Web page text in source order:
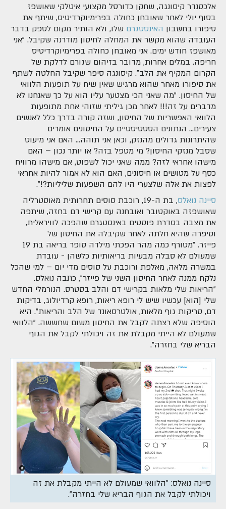
אלכסנדר קיסונגה, שחקן כדורסל מקצועי איטלקי שאושפז
בסוף יולי לאחר שאובחן כחולה בפרימיוקרדיטיס, שיתף את
סיפורו בחשבון האינסטגרם שלו, ולא הותיר מקום לספק בדבר
העובדה שהוא מקשר את המחלה לחיסון מודרנה שקיבל. "אני
מאושפז חודש ימים. אני מאובחן כחולה בפרימיוקרדיטיס
חריפה. במלים אחרות, מדובר בזיהום שגורם לדלקת של
הקרום המקיף את הלב". קיסונגה סיפר שקיבל החלטה לשתף
את סיפורו מאחר שהוא מרגיש שאין שיח על תופעות הלוואי
של החיסון. "מה שאני הכי מצטער עליו הוא על כך שאנחנו לא
מדברים על זה!!! לאחר מכן גיליתי שזוהי אחת מתופעות
הלוואי האפשריות של החיסון, ושזה קורה בדרך כלל לאנשים
צעירים... הנתונים הסטטיסטיים על החיסונים אומרים
שהיתרונות גדולים מהנזק, וכאן אני תוהה... האם אני מיעוט
שסבל מנזקי החיסון? מי מטפל בזה? או יותר נכון – האם
מישהו אחראי לזה? ממה שאני יכול לשפוט, אם מישהו מרוויח
כסף על מטושים או חיסונים, האם הוא לא אמור להיות אחראי
לפצות את אלה שלצערי היו להם השפעות שליליות?!".
סיינה נואלס
, בת ה-19, רוכבת סוסים תחרותית מאוסטרליה
שאושפזה באוקטובר ואובחנה עם קרישי דם בחזה, שיתפה
את מצבה בסדרת פוסטים באינסטגרם שהפכה לוויראלית,
וסיפרה שהיא חלתה לאחר שקיבלה את החיסון של
פייזר. "מטורף כמה מהר הפכתי מילדה סופר בריאה בת 19
שמעולם לא סבלה מבעיות בריאותיות כלשהן - עובדת
במשרה מלאה, מאלפת ורוכבת על סוסים מדי יום – למי שהכל
נלקח ממנה לאחר החיסון השני של פייזר", כתבה נואלס.
"הריאות שלי מלאות בקרישי דם והלב בסטרס. הנורמלי החדש
שלי [הוא] עכשיו שיש לי רופא ריאות, רופא קרדיולוג, בדיקות
דם, סריקות גוף מלאות, אולטרסאונד של הלב והריאות". היא
הוסיפה שלא רצתה לקבל את החיסון משום שחששה. "הלוואי
שמעולם לא הייתי מקבלת את זה ויכולתי לקבל את הגוף
הבריא שלי בחזרה".
סיינה נואלס: "הלוואי שמעולם לא הייתי מקבלת את זה
ויכולתי לקבל את הגוף הבריא שלי בחזרה".